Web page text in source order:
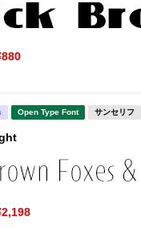
Open Type Font サンセリフ